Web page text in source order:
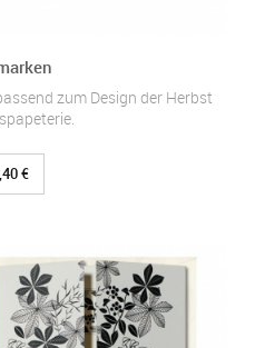
zum Design der Herbst
€